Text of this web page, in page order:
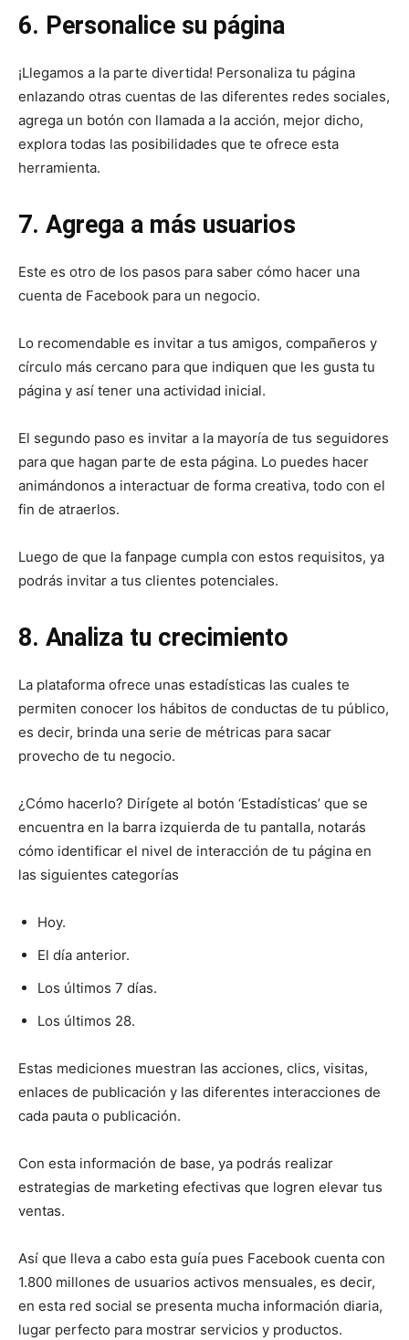
6. Personalice su página
¡Llegamos a la parte divertida! Personaliza tu página
enlazando otras cuentas de las diferentes redes sociales,
agrega un botón con llamada a la acción, mejor dicho,
explora todas las posibilidades que te ofrece esta
herramienta.
7. Agrega a más usuarios
Este es otro de los pasos para saber cómo hacer una
cuenta de Facebook para un negocio.
Lo recomendable es invitar a tus amigos, compañeros y
círculo más cercano para que indiquen que les gusta tu
página y así tener una actividad inicial.
El segundo paso es invitar a la mayoría de tus seguidores
para que hagan parte de esta página. Lo puedes hacer
animándonos a interactuar de forma creativa, todo con el
fin de atraerlos.
Luego de que la fanpage cumpla con estos requisitos, ya
podrás invitar a tus clientes potenciales.
8. Analiza tu crecimiento
La plataforma ofrece unas estadísticas las cuales te
permiten conocer los hábitos de conductas de tu público,
es decir, brinda una serie de métricas para sacar
provecho de tu negocio.
¿Cómo hacerlo? Dirígete al botón ‘Estadísticas’ que se
encuentra en la barra izquierda de tu pantalla, notarás
cómo identificar el nivel de interacción de tu página en
las siguientes categorías
Hoy.
El día anterior.
Los últimos 7 días.
Los últimos 28.
Estas mediciones muestran las acciones, clics, visitas,
enlaces de publicación y las diferentes interacciones de
cada pauta o publicación.
Con esta información de base, ya podrás realizar
estrategias de marketing efectivas que logren elevar tus
ventas.
Así que lleva a cabo esta guía pues Facebook cuenta con
1.800 millones de usuarios activos mensuales, es decir,
en esta red social se presenta mucha información diaria,
lugar perfecto para mostrar servicios y productos.